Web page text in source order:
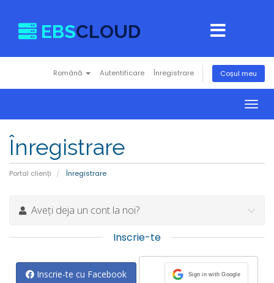
EBSCLOUD
Română Autentificare Înregistrare Coșul meu
Înregistrare
Portal clienți Înregistrare
Aveți deja un cont la noi?
Inscrie-te
Inscrie-te cu Facebook Sign in with Google